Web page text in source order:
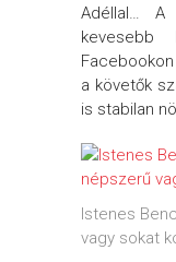
Adéllal… A
kevesebb
Facebookon
a követők
is stabilan
Istenes
vagy sokat